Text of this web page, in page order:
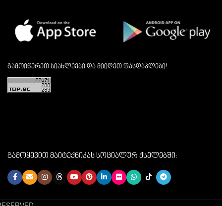
გამოიწერეთ სიახლეები და მიიღეთ ფასდაკლები!
გამოყევით მაიტექნიკას სოციალურ ქსელებში: